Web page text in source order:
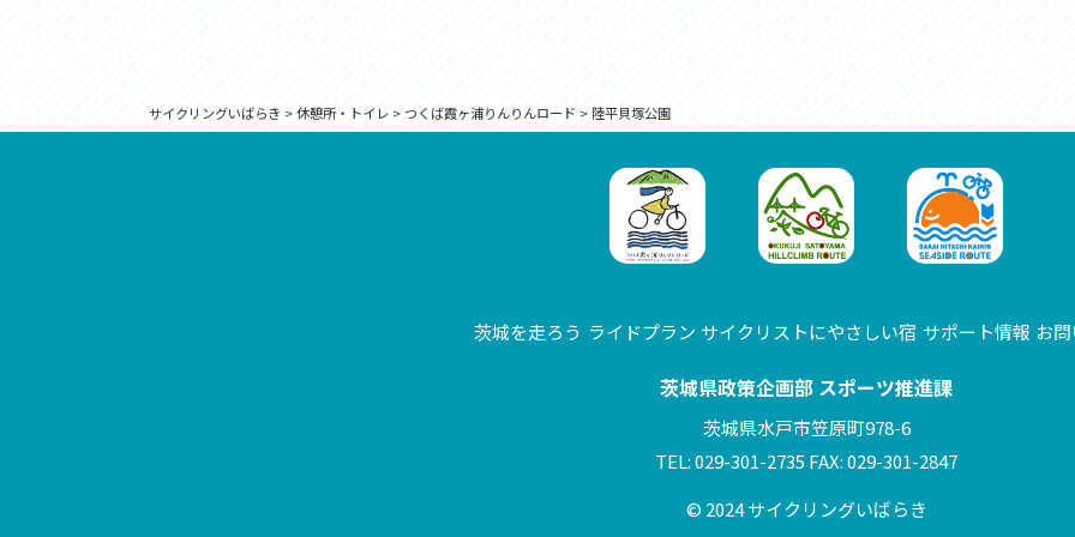
サイクリングいばらき >休憩所・トイレ>つくば霞ヶ浦りんりんロード > 陸平貝塚公園
茨城を走ろう ライドプラン サイクリストにやさしい宿 サポート情報 お
茨城県政策企画部 スポーツ推進課
茨城県水戸市笠原町978-6
TEL: 029-301-2735 FAX: 029-301-2847
© 2024 サイクリングいばらき